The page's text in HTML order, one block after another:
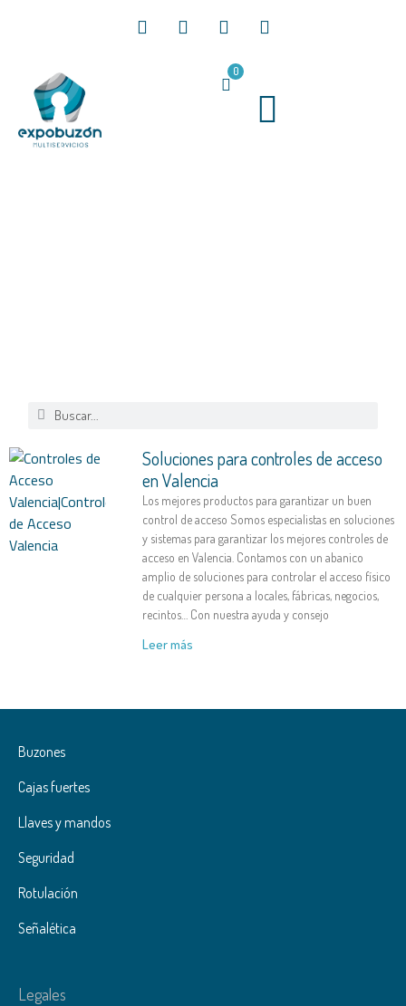
0
Soluciones para controles de acceso
en Valencia
Los mejores productos para garantizar un buen
control de acceso Somos especialistas en soluciones
y sistemas para garantizar los mejores controles de
acceso en Valencia. Contamos con un abanico
amplio de soluciones para controlar el acceso físico
de cualquier persona a locales, fábricas, negocios,
recintos… Con nuestra ayuda y consejo
Leer más
Buzones
Cajas fuertes
Llaves y mandos
Seguridad
Rotulación
Señalética
Legales